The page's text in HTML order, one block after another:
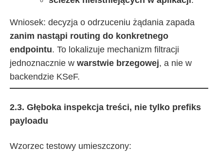
Wniosek: decyzja o odrzuceniu żądania zapada
zanim nastąpi routing do konkretnego
endpointu. To lokalizuje mechanizm filtracji
jednoznacznie w warstwie brzegowej, a nie w
backendzie KSeF.
2.3. Głęboka inspekcja treści, nie tylko prefiks
payloadu
Wzorzec testowy umieszczony: